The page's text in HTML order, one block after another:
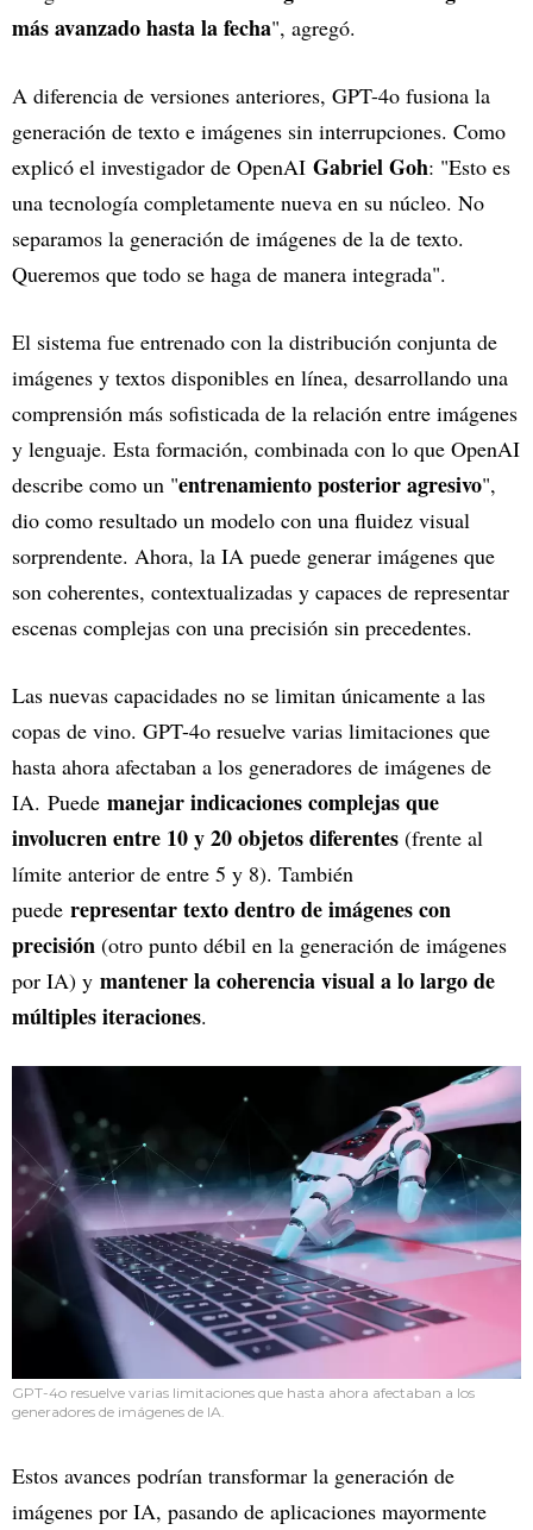
más avanzado hasta la fecha", agregó.
A diferencia de versiones anteriores, GPT-4o fusiona la
generación de texto e imágenes sin interrupciones. Como
explicó el investigador de OpenAI Gabriel Goh: "Esto es
una tecnología completamente nueva en su núcleo. No
separamos la generación de imágenes de la de texto.
Queremos que todo se haga de manera integrada".
El sistema fue entrenado con la distribución conjunta de
imágenes y textos disponibles en línea, desarrollando una
comprensión más sofisticada de la relación entre imágenes
y lenguaje. Esta formación, combinada con lo que OpenAI
describe como un "entrenamiento posterior agresivo",
dio como resultado un modelo con una fluidez visual
sorprendente. Ahora, la IA puede generar imágenes que
son coherentes, contextualizadas y capaces de representar
escenas complejas con una precisión sin precedentes.
Las nuevas capacidades no se limitan únicamente a las
copas de vino. GPT-4o resuelve varias limitaciones que
hasta ahora afectaban a los generadores de imágenes de
IA. Puede manejar indicaciones complejas que
involucren entre 10 y 20 objetos diferentes (frente al
límite anterior de entre 5 y 8). También
puede representar texto dentro de imágenes con
precisión (otro punto débil en la generación de imágenes
por IA) y mantener la coherencia visual a lo largo de
múltiples iteraciones.
GPT-4o resuelve varias limitaciones que hasta ahora afectaban a los
generadores de imágenes de IA.
Estos avances podrían transformar la generación de
imágenes por IA, pasando de aplicaciones mayormente